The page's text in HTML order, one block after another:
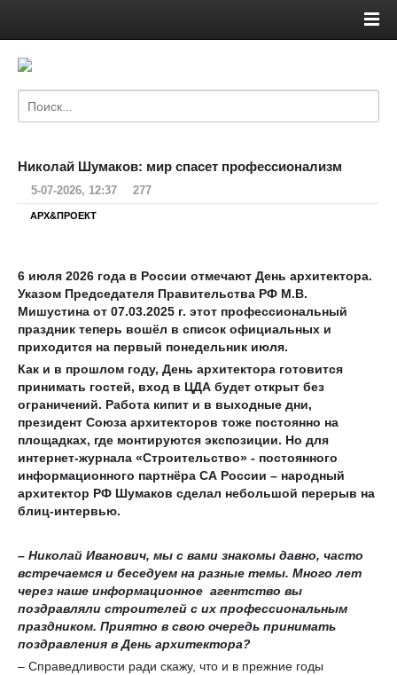
Николай Шумаков: мир спасет профессионализм
5-07-2026, 12:37 277
АРХ&ПРОЕКТ
6 июля 2026 года в России отмечают День архитектора.
Указом Председателя Правительства РФ М.В.
Мишустина от 07.03.2025 г. этот профессиональный
праздник теперь вошёл в список официальных и
приходится на первый понедельник июля.
Как и в прошлом году, День архитектора готовится
принимать гостей, вход в ЦДА будет открыт без
ограничений. Работа кипит и в выходные дни,
президент Союза архитекторов тоже постоянно на
площадках, где монтируются экспозиции. Но для
интернет-журнала «Строительство» - постоянного
информационного партнёра СА России – народный
архитектор РФ Шумаков сделал небольшой перерыв на
блиц-интервью.
– Николай Иванович, мы с вами знакомы давно, часто
встречаемся и беседуем на разные темы. Много лет
через наше информационное агентство вы
поздравляли строителей с их профессиональным
праздником. Приятно в свою очередь принимать
поздравления в День архитектора?
– Справедливости ради скажу, что и в прежние годы